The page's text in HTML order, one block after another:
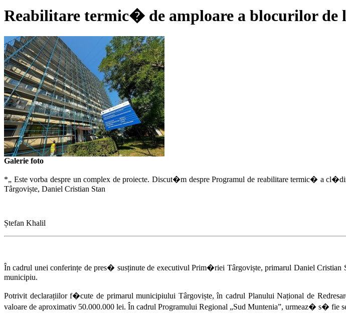
Reabilitare termic� de amploare a blocurilor de
Galerie foto
*„ Este vorba despre un complex de proiecte. Discut�m despre Programul de reabilitare termic� a
Târgoviște, Daniel Cristian Stan
Ștefan Khalil
În cadrul unei conferințe de pres� susținute de executivul Prim�riei Târgoviște, primarul Daniel
municipiu.
Potrivit declarațiilor f�cute de primarul municipiului Târgoviște, în cadrul Planului Național de
valoare de aproximativ 50.000.000 lei. În cadrul Programului Regional „Sud Muntenia”, urmeaz� s� fie